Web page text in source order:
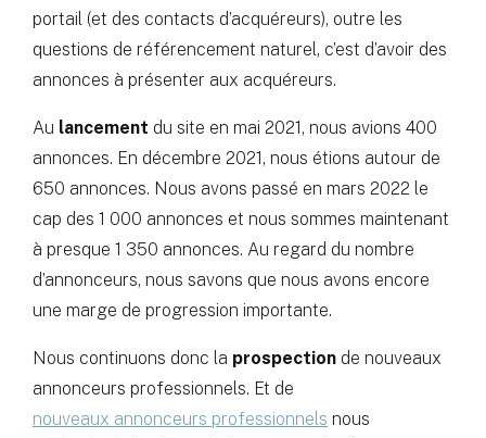
portail (et des contacts d’acquéreurs), outre les
questions de référencement naturel, c’est d’avoir des
annonces à présenter aux acquéreurs.
Au lancement du site en mai 2021, nous avions 400
annonces. En décembre 2021, nous étions autour de
650 annonces. Nous avons passé en mars 2022 le
cap des 1 000 annonces et nous sommes maintenant
à presque 1 350 annonces. Au regard du nombre
d’annonceurs, nous savons que nous avons encore
une marge de progression importante.
Nous continuons donc la prospection de nouveaux
annonceurs professionnels. Et de
nouveaux annonceurs professionnels nous